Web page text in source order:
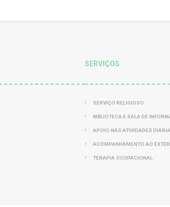
SERVIÇOS
SERVIÇO RELIGIOSO
BIBLIOTECA E SALA DE
APOIO NAS ATIVIDADES
ACOMPANHAMENTO AO
TERAPIA OCUPACIONAL